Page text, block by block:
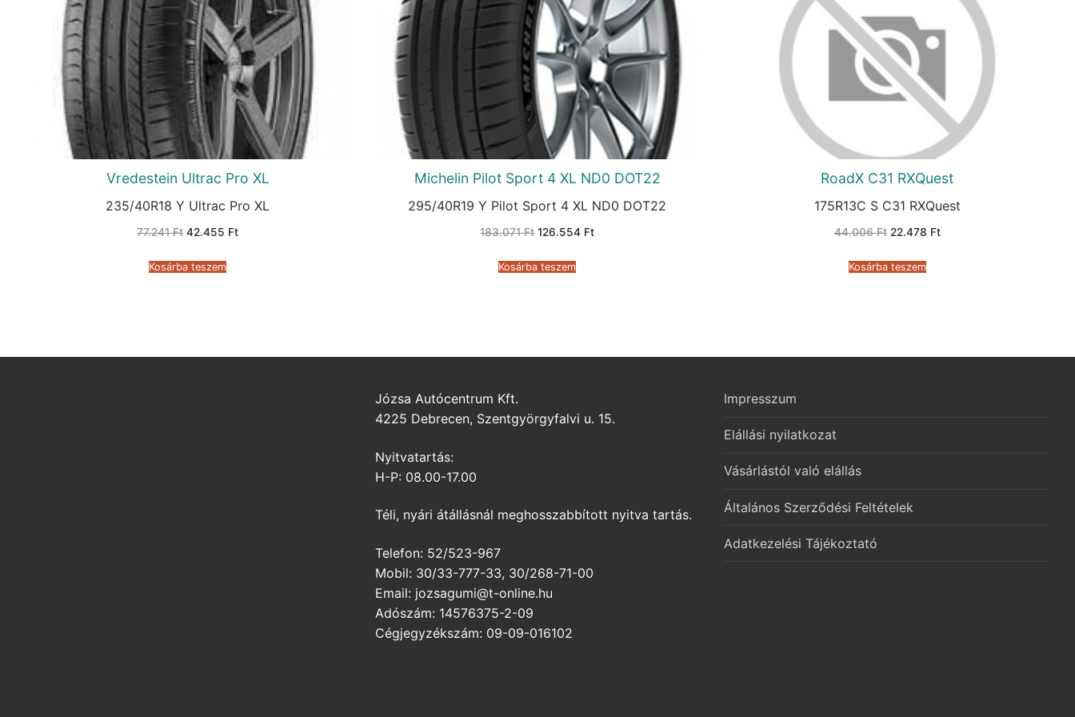
Vredestein Ultrac Pro XL
235/40R18 Y Ultrac Pro XL
77.241Ft Original
77.241 Ft.
42.455 FtCurrent
Kosárba teszem
Michelin Pilot Sport 4 XL ND0 DOT22
295/40R19 Y Pilot Sport 4 XL ND0 DOT22
183.071Ft Original
183.071 Ft.
126.554 FtCurrent
Kosárba teszem
RoadX C31 RXQuest
175R13C S C31 RXQuest
44.006Ft Original
44.006 Ft.
22.478 FtCurrent
Kosárba teszem
Józsa Autócentrum Kft.
4225 Debrecen, Szentgyörgyfalvi u. 15.
Nyitvatartás:
H-P: 08.00-17.00
Téli, nyári átállásnál meghosszabbított nyitva tartás.
Telefon: 52/523-967
Mobil: 30/33-777-33, 30/268-71-00
Email: jozsagumi@t-online.hu
Adószám: 14576375-2-09
Cégjegyzékszám: 09-09-016102
Impresszum
Elállási nyilatkozat
Vásárlástól való elállás
Általános Szerződési Feltételek
Adatkezelési Tájékoztató